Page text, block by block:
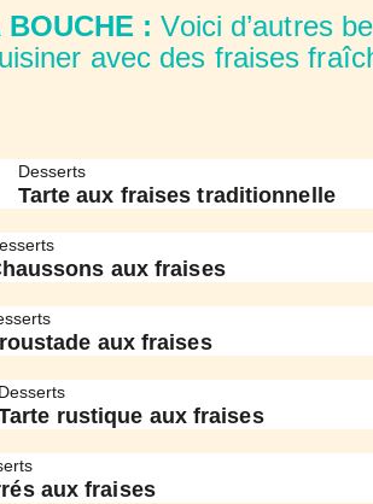
: Voici d’autres
avec des fraises
Desserts
Tarte aux fraises traditionnelle
aux fraises
aux fraises
Desserts
rustique aux fraises
aux fraises